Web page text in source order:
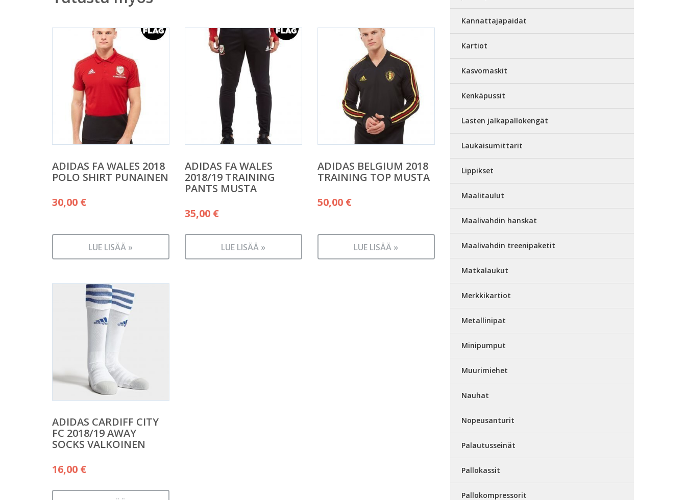
ADIDAS FA WALES 2018
POLO SHIRT PUNAINEN
30,00 €
LUE LISÄÄ »
ADIDAS FA WALES
2018/19 TRAINING
PANTS MUSTA
35,00 €
LUE LISÄÄ »
ADIDAS BELGIUM 2018
TRAINING TOP MUSTA
50,00 €
LUE LISÄÄ »
ADIDAS CARDIFF CITY
FC 2018/19 AWAY
SOCKS VALKOINEN
16,00 €
Kannattajapaidat
Kartiot
Kasvomaskit
Kenkäpussit
Lasten jalkapallokengät
Laukaisumittarit
Lippikset
Maalitaulut
Maalivahdin hanskat
Maalivahdin treenipaketit
Matkalaukut
Merkkikartiot
Metallinipat
Minipumput
Muurimiehet
Nauhat
Nopeusanturit
Palautusseinät
Pallokassit
Pallokompressorit